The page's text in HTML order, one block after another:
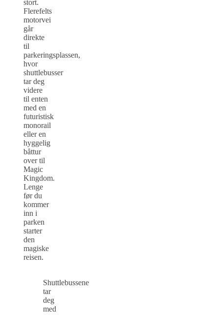
stort.
Flerefelts
motorvei
går
direkte
til
parkeringsplassen,
hvor
shuttlebusser
tar deg
videre
til enten
med en
futuristisk
monorail
eller en
hyggelig
båttur
over til
Magic
Kingdom.
Lenge
før du
kommer
inn i
parken
starter
den
magiske
reisen.
Shuttlebussene
tar
deg
med